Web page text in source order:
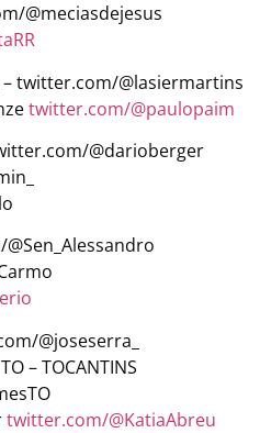
@meciasdejesus
– twitter.com/@lasiermartins
twitter.com/@paulopaim
@darioberger
@joseserra_
– TOCANTINS
twitter.com/@KatiaAbreu